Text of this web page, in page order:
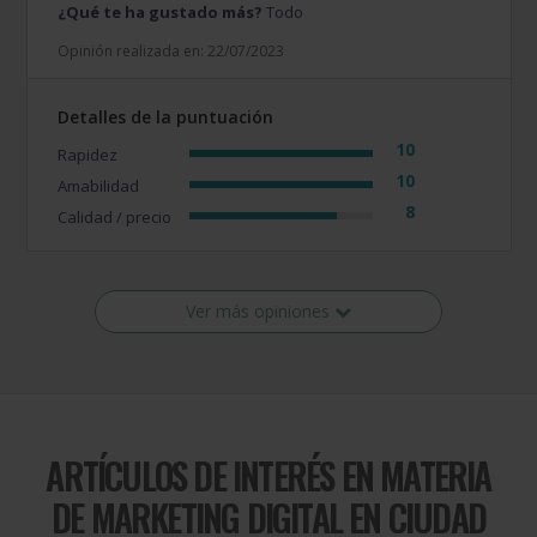
¿Qué te ha gustado más? Todo
Opinión realizada en: 22/07/2023
Detalles de la puntuación
Rapidez 10
Amabilidad 10
Calidad / precio 8
Ver más opiniones
ARTÍCULOS DE INTERÉS EN MATERIA
DEMARKETING DIGITAL EN CIUDAD